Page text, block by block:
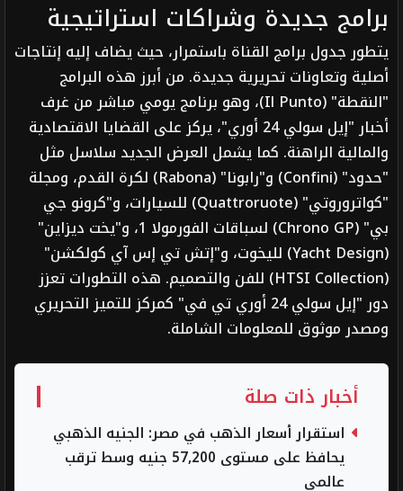
برامج جديدة وشراكات استراتيجية
يتطور جدول برامج القناة باستمرار، حيث يضاف إليه إنتاجات
أصلية وتعاونات تحريرية جديدة. من أبرز هذه البرامج
"النقطة" (Il Punto)، وهو برنامج يومي مباشر من غرف
أخبار "إيل سولي 24 أوري"، يركز على القضايا الاقتصادية
والمالية الراهنة. كما يشمل العرض الجديد سلاسل مثل
"حدود" (Confini) و"رابونا" (Rabona) لكرة القدم، ومجلة
"كواتروروتي" (Quattroruote) للسيارات، و"كرونو جي
بي" (Chrono GP) لسباقات الفورمولا 1، و"يخت ديزاين"
(Yacht Design) لليخوت، و"إتش تي إس آي كولكشن"
(HTSI Collection) للفن والتصميم. هذه التطورات تعزز
دور "إيل سولي 24 أوري تي في" كمركز للتميز التحريري
ومصدر موثوق للمعلومات الشاملة.
أخبار ذات صلة
استقرار أسعار الذهب في مصر: الجنيه الذهبي
يحافظ على مستوى 57,200 جنيه وسط ترقب
عالمي